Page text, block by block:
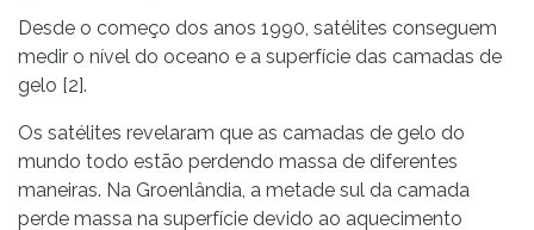
Desde o começo dos anos 1990, satélites conseguem
medir o nível do oceano e a superfície das camadas de
gelo [2].
Os satélites revelaram que as camadas de gelo do
mundo todo estão perdendo massa de diferentes
maneiras. Na Groenlândia, a metade sul da camada
perde massa na superfície devido ao aquecimento